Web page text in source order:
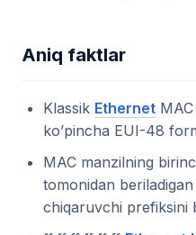
Aniq faktlar
Klassik Ethernet
ko’pincha EUI-48
MAC manzilning
tomonidan beriladigan
chiqaruvchi prefiksini